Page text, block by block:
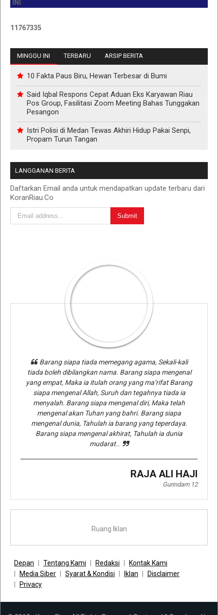
MINGGU INI TERBARU ARSIP BERITA
10 Fakta Paus Biru, Hewan Terbesar di Bumi
Said Iqbal Respons Cepat Aduan Eks Karyawan Riau
Pos Group, Fasilitasi Zoom Meeting Bahas Tunggakan
Pesangon
Istri Polisi di Medan Tewas Akhiri Hidup Pakai Senpi,
Propam Turun Tangan
LANGGANAN BERITA
Daftarkan Email anda untuk mendapatkan update terbaru dari
KoranRiau.Co
Barang siapa tiada memegang agama, Sekali-kali
tiada boleh dibilangkan nama. Barang siapa mengenal
yang empat, Maka ia itulah orang yang ma’rifat Barang
siapa mengenal Allah, Suruh dan tegahnya tiada ia
menyalah. Barang siapa mengenal diri, Maka telah
mengenal akan Tuhan yang bahri. Barang siapa
mengenal dunia, Tahulah ia barang yang teperdaya.
Barang siapa mengenal akhirat, Tahulah ia dunia
mudarat..
RAJA ALI HAJI
Gurindam 12
Ruang Iklan
Depan Tentang Kami Redaksi
Kontak Kami
Media Siber
Syarat & Kondisi Iklan
Disclaimer
Privacy